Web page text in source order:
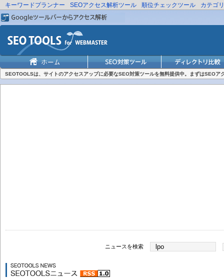
キーワードプランナー SEOアクセス解析ツール 順位チェックツール カテゴ
SEOTOOLSは、サイトのアクセスアップに必要なSEO対策ツールを無料提供中。まずはSEOア
ニュースを検索